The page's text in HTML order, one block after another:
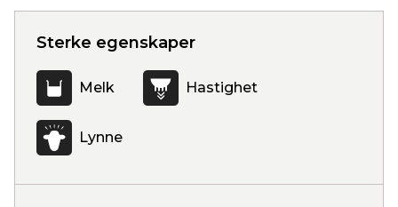
Sterke egenskaper
Melk Hastighet
Lynne